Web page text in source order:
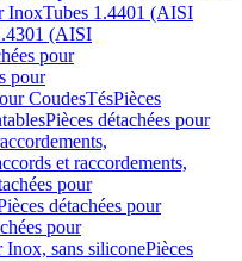
InoxTubes 1.4401 (AISI
(AISI
pour
pour
CoudesTésPièces
Pièces détachées pour
et raccordements,
pour
détachées pour
pour
Inox, sans siliconePièces